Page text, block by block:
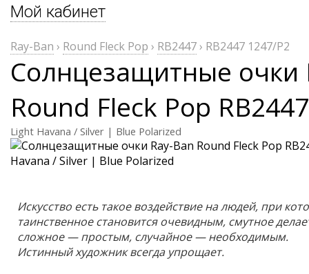
Мой кабинет
Ray-Ban › Round Fleck Pop › RB2447› RB2447 1247/P2
Солнцезащитные очки
Round Fleck Pop
Light Havana / Silver | Blue Polarized
Искусство есть такое воздействие на людей, при
таинственное становится очевидным, смутное
сложное — простым, случайное — необходимым.
Истинный художник всегда упрощает.